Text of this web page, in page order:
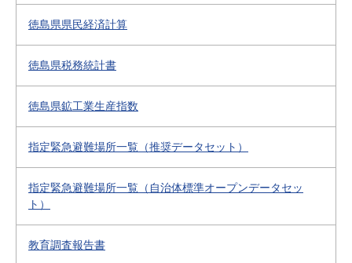
徳島県県民経済計算
徳島県税務統計書
徳島県鉱工業生産指数
指定緊急避難場所一覧（推奨データセット）
指定緊急避難場所一覧（自治体標準オープンデータセッ
ト）
教育調査報告書